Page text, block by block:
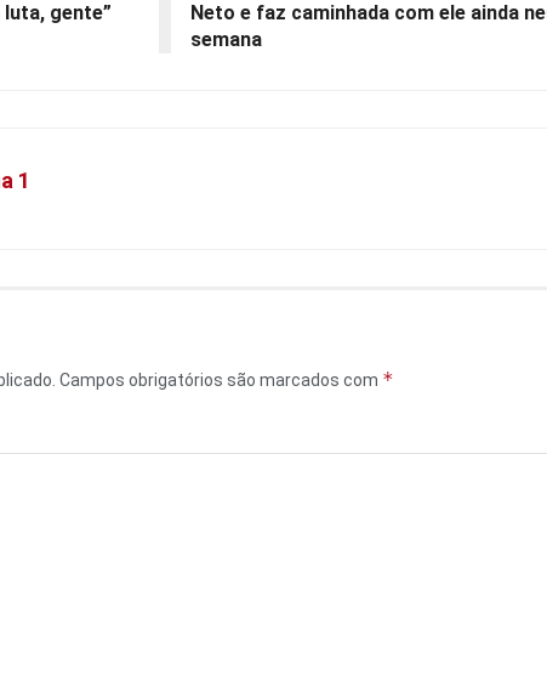
gente”
Neto e faz caminhada com ele ainda
semana
1
Campos obrigatórios são marcados com *